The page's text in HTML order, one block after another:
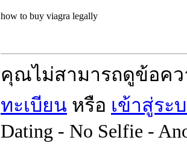
how to buy viagra legally
คุณไม่สามารถดูข้อค
ทะเบียน หรือ เข้าสู่ระ
Dating - No Selfie -